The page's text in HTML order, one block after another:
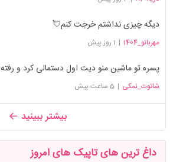
دیگه چیزی نداشتم خرجت کنم💘
مهربانو_1404 | 1 روز پیش
پسره تو ماشین منو دیت اول دستمالی کرد و رفته
شاتوت_نمکی | 5 ساعت پیش
بیشتر ببینید
داغ ترین های تاپیک های امروز